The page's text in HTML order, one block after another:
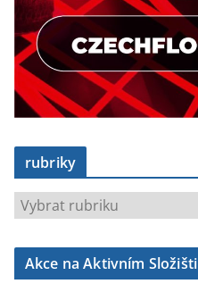
rubriky
u
b
Akce na Aktivním Složišti